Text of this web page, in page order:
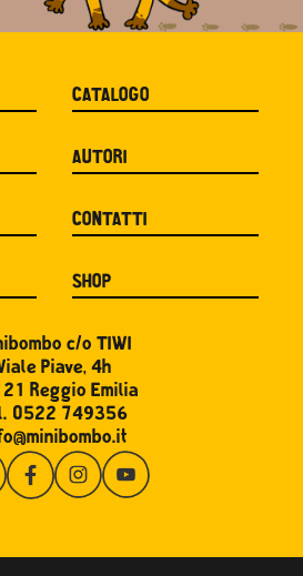
CATALOGO
AUTORI
CONTATTI
SHOP
c/o TIWI
Piave, 4h
Reggio Emilia
0522 749356